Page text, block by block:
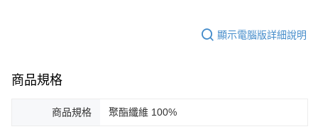
顯示電腦版詳細說明
商品規格
商品規格 聚酯纖維 100%